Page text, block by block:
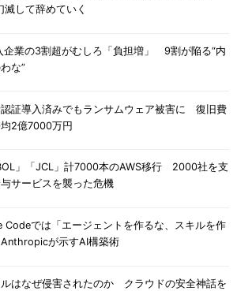
滅して辞めていく
企業の3割超がむしろ「負担増」 9割が陥る“内
な”
認証導入済みでもランサムウェア被害に 復旧費
2億7000万円
」「JCL」計7000本のAWS移行 2000社を支
サービスを襲った危機
Codeでは「エージェントを作るな、スキルを作
が示すAI構築術
はなぜ侵害されたのか クラウドの安全神話を